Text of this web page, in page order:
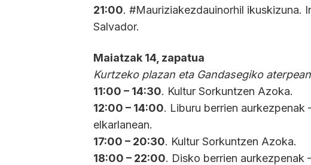
21:00. #Mauriziakezdauinorhil ikuskizuna.
Salvador.
Maiatzak 14, zapatua
Kurtzeko plazan eta Gandasegiko
11:00 – 14:30. Kultur Sorkuntzen Azoka.
12:00 – 14:00. Liburu berrien
elkarlanean.
17:00 – 20:30. Kultur Sorkuntzen Azoka.
18:00 – 22:00. Disko berrien